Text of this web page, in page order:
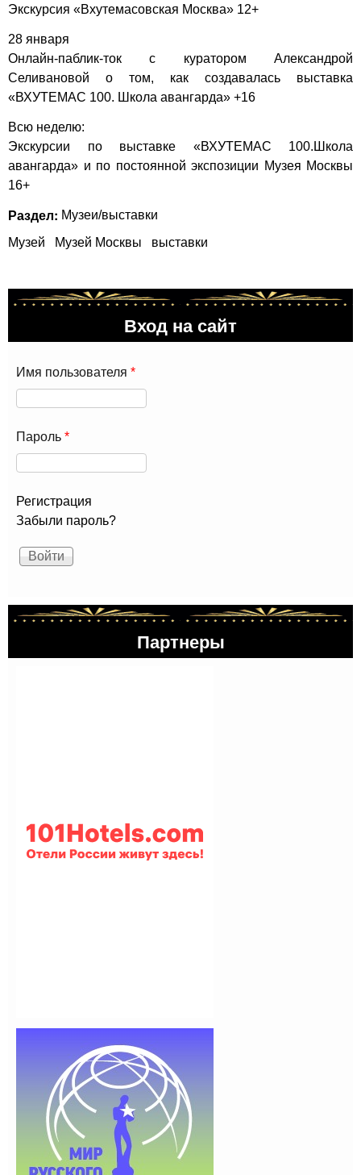
Экскурсия «Вхутемасовская Москва» 12+
28 января
Онлайн-паблик-ток с куратором Александрой
Селивановой о том, как создавалась выставка
«ВХУТЕМАС 100. Школа авангарда» +16
Всю неделю:
Экскурсии по выставке «ВХУТЕМАС 100.Школа
авангарда» и по постоянной экспозиции Музея Москвы
16+
Раздел: Музеи/выставки
Музей
Музей Москвы выставки
Вход на сайт
Имя пользователя *
Пароль *
Регистрация
Забыли пароль?
Партнеры